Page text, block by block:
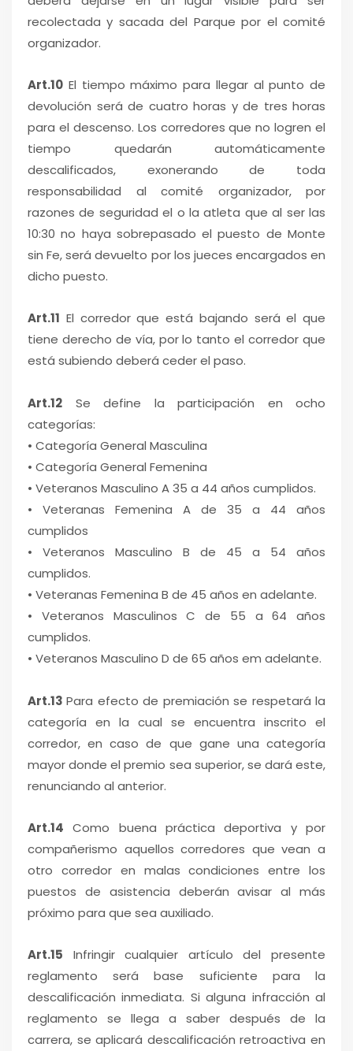
recolectada y sacada del Parque por el comité
organizador.
Art.10 El tiempo máximo para llegar al punto de
devolución será de cuatro horas y de tres horas
para el descenso. Los corredores que no logren el
tiempo quedarán automáticamente
descalificados, exonerando de toda
responsabilidad al comité organizador, por
razones de seguridad el o la atleta que al ser las
10:30 no haya sobrepasado el puesto de Monte
sin Fe, será devuelto por los jueces encargados en
dicho puesto.
Art.11 El corredor que está bajando será el que
tiene derecho de vía, por lo tanto el corredor que
está subiendo deberá ceder el paso.
Art.12 Se define la participación en ocho
categorías:
• Categoría General Masculina
• Categoría General Femenina
• Veteranos Masculino A 35 a 44 años cumplidos.
• Veteranas Femenina A de 35 a 44 años
cumplidos
• Veteranos Masculino B de 45 a 54 años
cumplidos.
• Veteranas Femenina B de 45 años en adelante.
• Veteranos Masculinos C de 55 a 64 años
cumplidos.
• Veteranos Masculino D de 65 años em adelante.
Art.13Para efecto de premiación se respetará la
categoría en la cual se encuentra inscrito el
corredor, en caso de que gane una categoría
mayor donde el premio sea superior, se dará este,
renunciando al anterior.
Art.14 Como buena práctica deportiva y por
compañerismo aquellos corredores que vean a
otro corredor en malas condiciones entre los
puestos de asistencia deberán avisar al más
próximo para que sea auxiliado.
Art.15 Infringir cualquier artículo del presente
reglamento será base suficiente para la
descalificación inmediata. Si alguna infracción al
reglamento se llega a saber después de la
carrera, se aplicará descalificación retroactiva en